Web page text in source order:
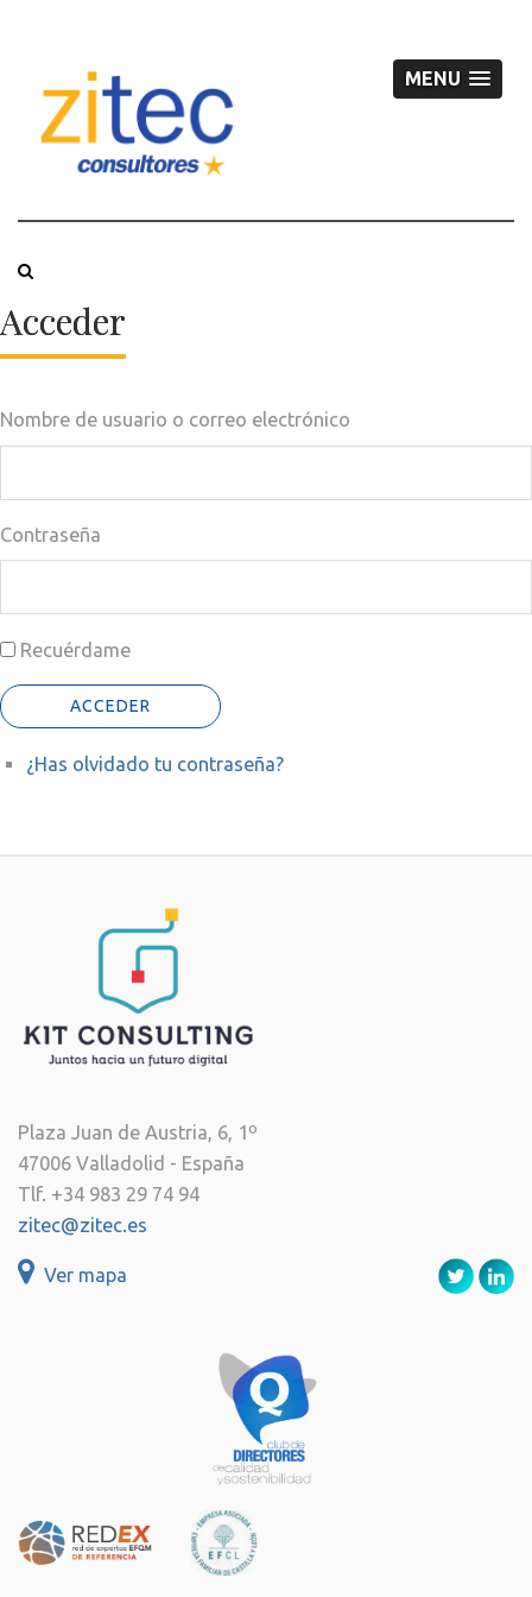
MENU
Acceder
Nombre de usuario o correo electrónico
Contraseña
Recuérdame
ACCEDER
¿Has olvidado tu contraseña?
Plaza Juan de Austria, 6, 1º
47006 Valladolid - España
Tlf. +34 983 29 74 94
zitec@zitec.es
Ver mapa